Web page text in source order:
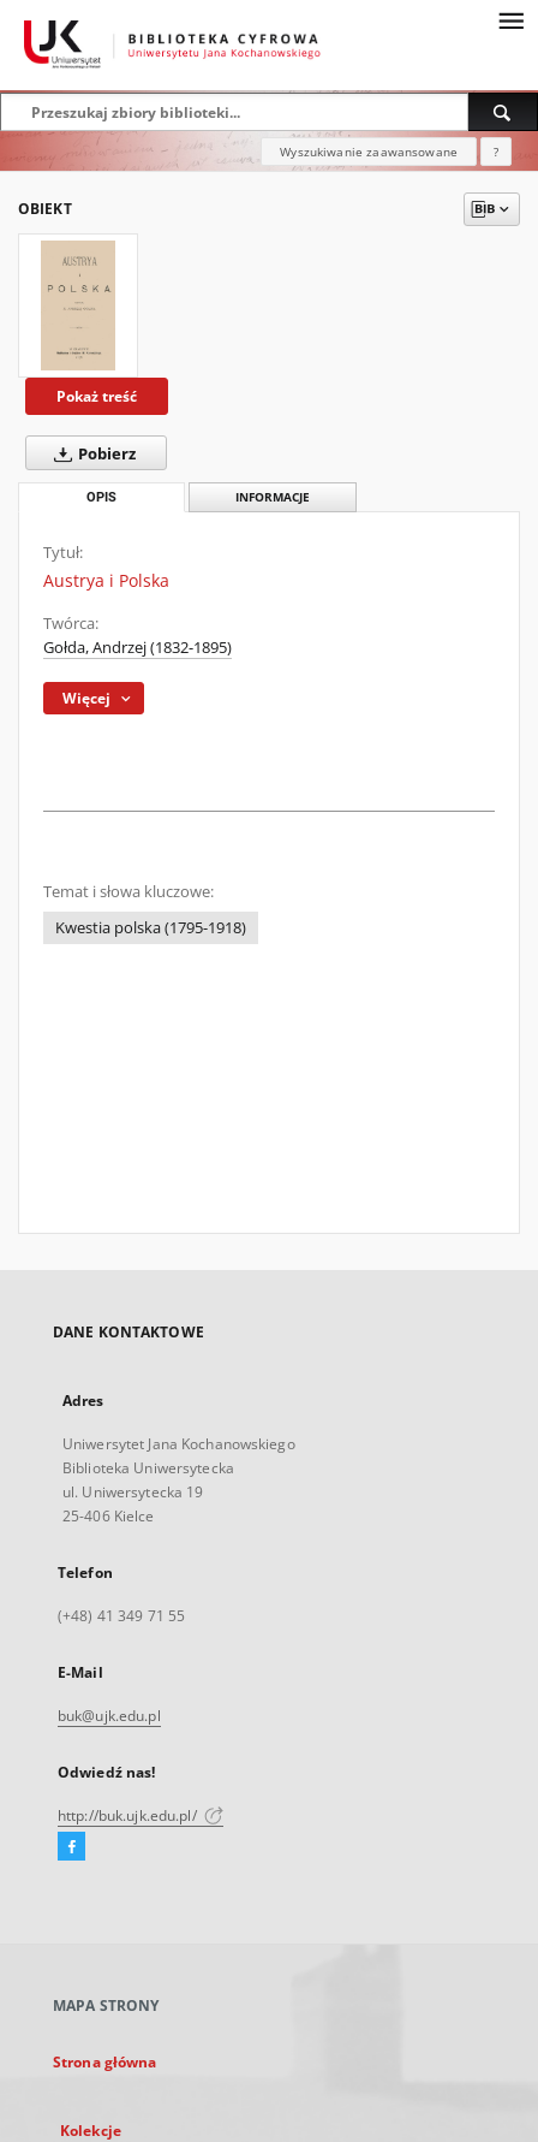
Wyszukiwanie zaawansowane ?
OBIEKT
Pokaż treść
Pobierz
OPIS INFORMACJE
Tytuł:
Austrya i Polska
Twórca:
Gołda, Andrzej (1832-1895)
Więcej
Temat i słowa kluczowe:
Kwestia polska (1795-1918)
DANE KONTAKTOWE
Adres
Uniwersytet Jana Kochanowskiego
Biblioteka Uniwersytecka
ul. Uniwersytecka 19
25-406 Kielce
Telefon
(+48) 41 349 71 55
E-Mail
buk@ujk.edu.pl
Odwiedź nas!
http://buk.ujk.edu.pl/
Facebook
karcie
MAPA STRONY
Strona główna
Kolekcje